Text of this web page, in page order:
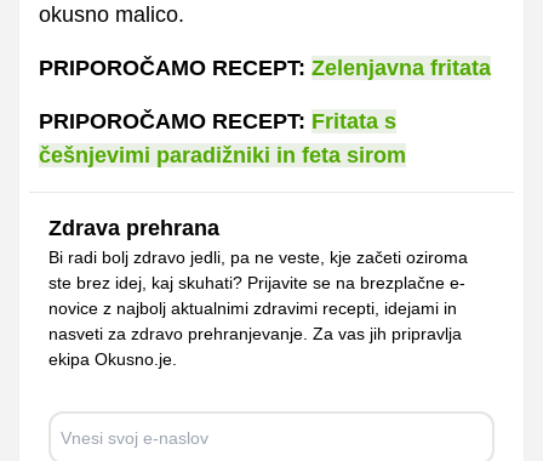
okusno malico.
PRIPOROČAMO RECEPT: Zelenjavna fritata
PRIPOROČAMO RECEPT: Fritata s
češnjevimi paradižniki in feta sirom
Zdrava prehrana
Bi radi bolj zdravo jedli, pa ne veste, kje začeti oziroma
ste brez idej, kaj skuhati? Prijavite se na brezplačne e-
novice z najbolj aktualnimi zdravimi recepti, idejami in
nasveti za zdravo prehranjevanje. Za vas jih pripravlja
ekipa Okusno.je.